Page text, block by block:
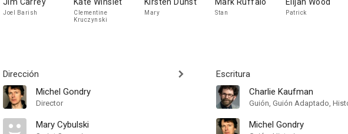
Joel Barish
Clementine
Kruczynski
Mary Stan Patrick
Dirección
Michel Gondry
Director
Mary Cybulski
Escritura
Charlie Kaufman
Guión, Guión Adaptado,
Michel Gondry